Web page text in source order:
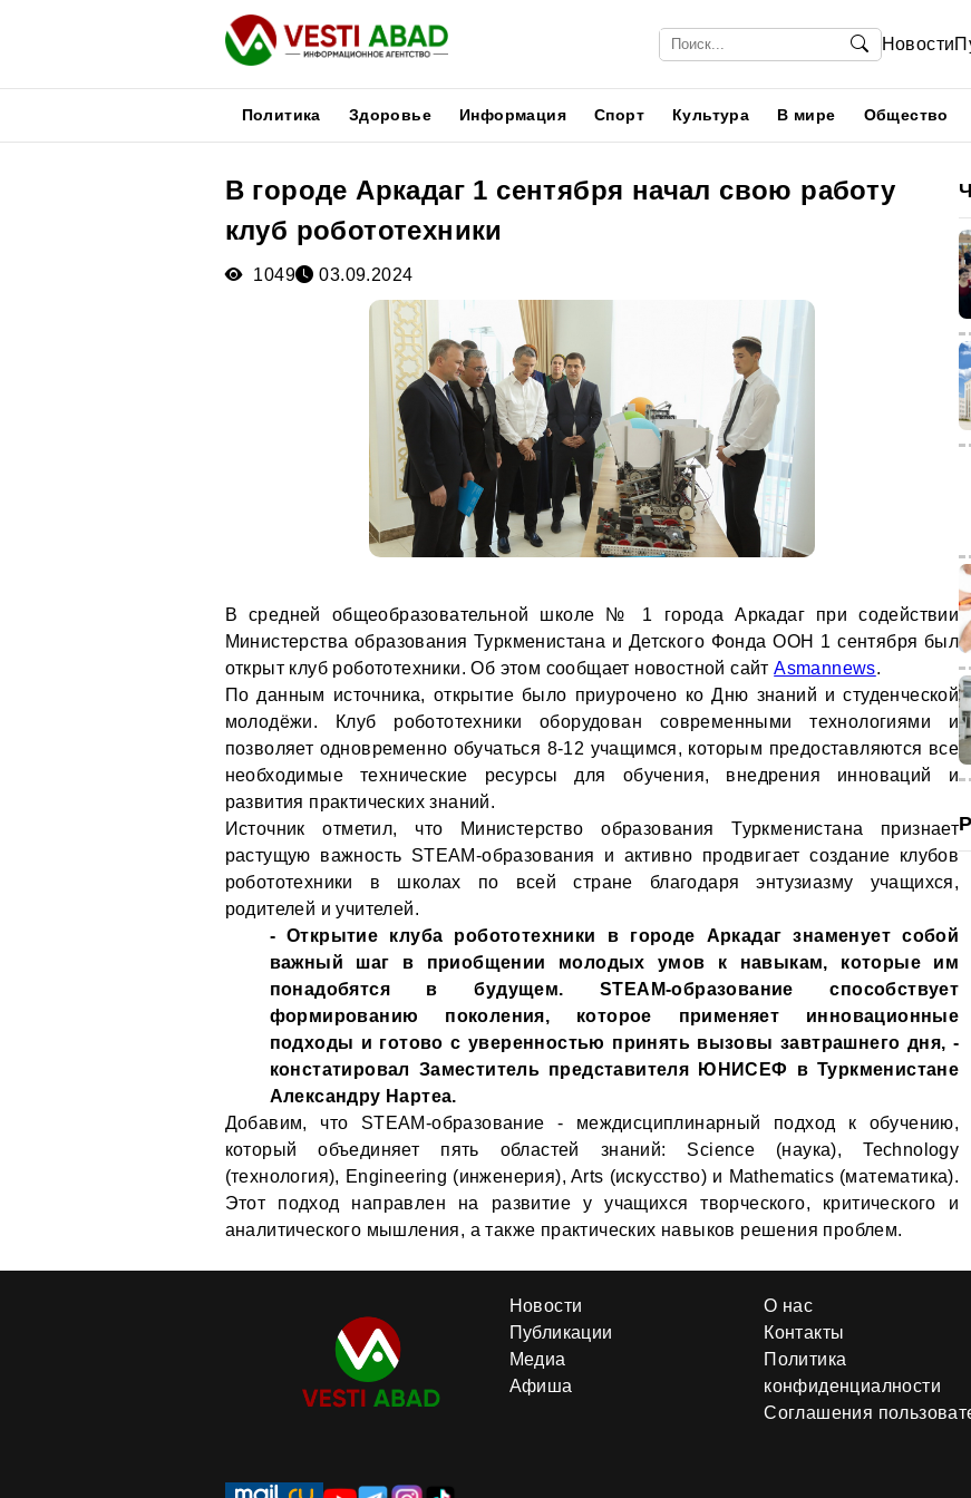
Новости
Политика Здоровье Информация Спорт Культура В мире Общество
В городе Аркадаг 1 сентября начал свою работу
клуб робототехники
1049 03.09.2024
В средней общеобразовательной школе № 1 города Аркадаг при содействии
Министерства образования Туркменистана и Детского Фонда ООН 1 сентября был
открыт клуб робототехники. Об этом сообщает новостной сайтAsmannews.
По данным источника, открытие было приурочено ко Дню знаний и студенческой
молодёжи. Клуб робототехники оборудован современными технологиями и
позволяет одновременно обучаться 8-12 учащимся, которым предоставляются все
необходимые технические ресурсы для обучения, внедрения инноваций и
развития практических знаний.
Источник отметил, что Министерство образования Туркменистана признает
растущую важность STEAM-образования и активно продвигает создание клубов
робототехники в школах по всей стране благодаря энтузиазму учащихся,
родителей и учителей.
- Открытие клуба робототехники в городе Аркадаг знаменует собой
важный шаг в приобщении молодых умов к навыкам, которые им
понадобятся в будущем. STEAM-образование способствует
формированию поколения, которое применяет инновационные
подходы и готово с уверенностью принять вызовы завтрашнего дня, -
констатировал Заместитель представителя ЮНИСЕФ в Туркменистане
Александру Нартеа.
Добавим, что STEAM-образование - междисциплинарный подход к обучению,
который объединяет пять областей знаний: Science (наука), Technology
(технология), Engineering (инженерия), Arts (искусство) и Mathematics (математика).
Этот подход направлен на развитие у учащихся творческого, критического и
аналитического мышления, а также практических навыков решения проблем.
Новости
Публикации
Медиа
Афиша
О нас
Контакты
Политика
конфиденциалности
Соглашения